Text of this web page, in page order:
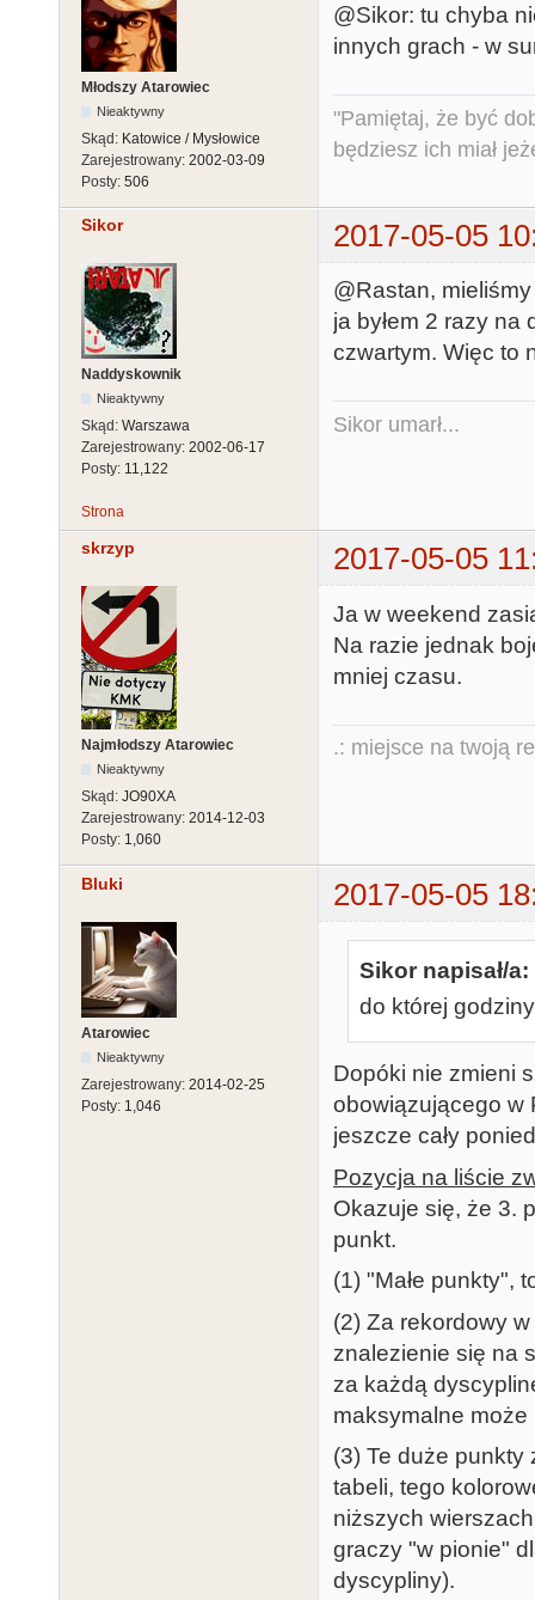
Młodszy Atarowiec
Nieaktywny
Skąd: Katowice / Mysłowice
Zarejestrowany: 2002-03-09
Posty: 506
@Sikor: tu chyba
innych grach - w
"Pamiętaj, że być
będziesz ich miał
Sikor 2017-05-05
Naddyskownik
Nieaktywny
Skąd: Warszawa
Zarejestrowany: 2002-06-17
Posty: 11,122
@Rastan,
ja byłem 2 razy na
czwartym. Więc to
Sikor umarł...
Strona
skrzyp 2017-05-05
Najmłodszy Atarowiec
Nieaktywny
Skąd: JO90XA
Zarejestrowany: 2014-12-03
Posty: 1,060
Ja w weekend
Na razie jednak
mniej czasu.
.: miejsce na twoją
Bluki 2017-05-05
Atarowiec
Nieaktywny
Zarejestrowany: 2014-02-25
Posty: 1,046
Sikor napisał/a:
do której
Dopóki nie zmieni
obowiązującego w
jeszcze cały
Pozycja na liście
Okazuje się, że 3.
punkt.
(1) "Małe punkty",
(2) Za rekordowy
znalezienie się na
za każdą
maksymalne może
(3) Te duże
tabeli, tego
niższych
graczy "w pionie"
dyscypliny).